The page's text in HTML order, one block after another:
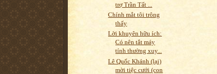
trợ Trần Tất ...
Chính mắt tôi trông
thấy
Lời khuyên hữu ích:
Có nên tắt máy
tính thường xuy...
Lê Quốc Khánh (lại)
mời tiệc cưới (con